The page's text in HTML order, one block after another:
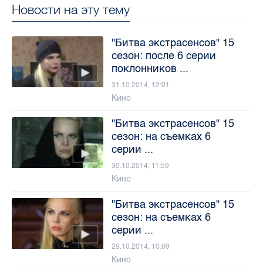
Новости на эту тему
"Битва экстрасенсов" 15
сезон: после 6 серии
поклонников ...
31.10.2014, 12:01
Кино
"Битва экстрасенсов" 15
сезон: на съемках 6
серии ...
30.10.2014, 11:59
Кино
"Битва экстрасенсов" 15
сезон: на съемках 6
серии ...
29.10.2014, 10:09
Кино